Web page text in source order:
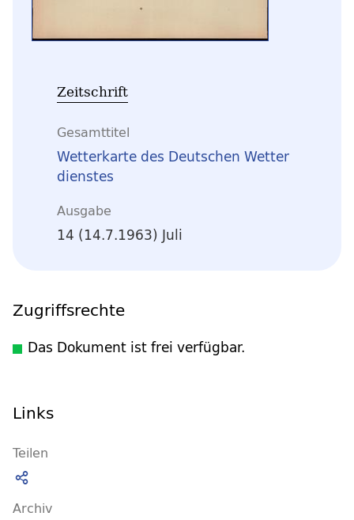
Zeitschrift
Gesamttitel
Wetterkarte des Deutschen Wetter
dienstes
Ausgabe
14 (14.7.1963) Juli
Zugriffsrechte
Das Dokument ist frei verfügbar.
Links
Teilen
Archiv